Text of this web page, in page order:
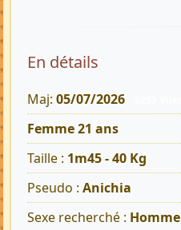
En détails
Maj: 05/07/2026
Femme 21 ans
Taille : 1m45 - 40 Kg
Pseudo : Anichia
Sexe recherché : Homme